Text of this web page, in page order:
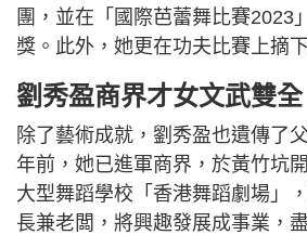
團，並在「國際芭蕾舞比賽2023
獎。此外，她更在功夫比賽上摘
劉秀盈商界才女文武雙全
除了藝術成就，劉秀盈也遺傳了
年前，她已進軍商界，於黃竹坑
大型舞蹈學校「香港舞蹈劇場」
長兼老闆，將興趣發展成事業，